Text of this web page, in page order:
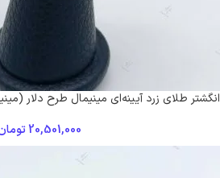
انگشتر طلای زرد آیینه‌ای مینیمال طرح دلار
20,501,000